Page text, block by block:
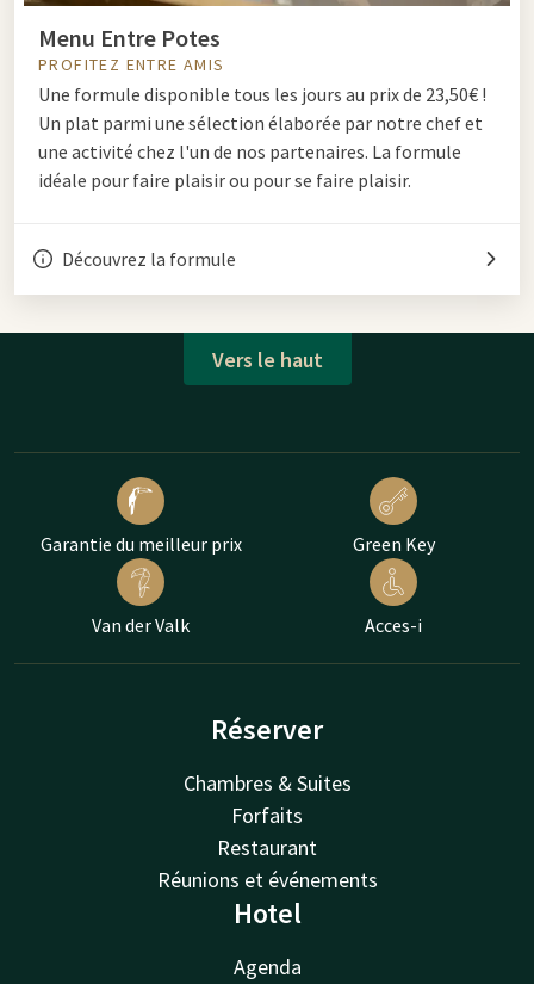
Menu Entre Potes
PROFITEZ ENTRE AMIS
Une formule disponible tous les jours au prix de 23,50€ !
Un plat parmi une sélection élaborée par notre chef et
une activité chez l'un de nos partenaires. La formule
idéale pour faire plaisir ou pour se faire plaisir.
Découvrez la formule
Vers le haut
Garantie du meilleur prix Green Key
Van der Valk Acces-i
Réserver
Chambres & Suites
Forfaits
Restaurant
Réunions et événements
Hotel
Agenda